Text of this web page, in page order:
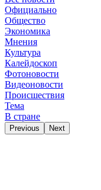
Официально
Общество
Экономика
Мнения
Культура
Калейдоскоп
Фотоновости
Видеоновости
Происшествия
Тема
В стране
Previous Next